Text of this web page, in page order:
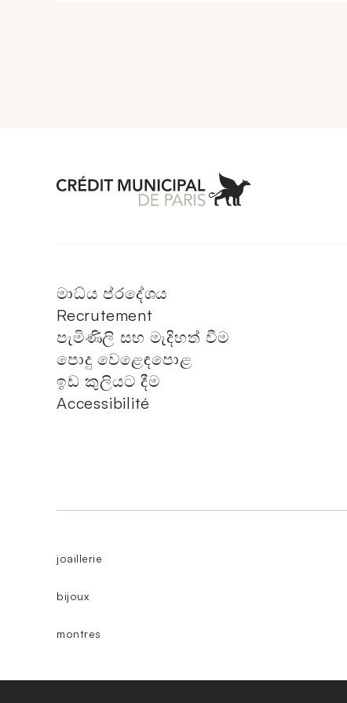
Aller à l'accueil
මාධ්ය ප්රදේශය
Recrutement
පැමිණිලි සහ මැදිහත් වීම
පොදු වෙළෙඳපොළ
ඉඩ කුලියට දීම
Accessibilité
joaillerie
bijoux
montres